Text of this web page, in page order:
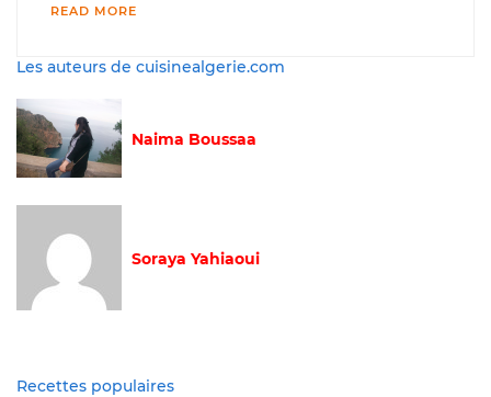
READ MORE
Les auteurs de cuisinealgerie.com
Naima Boussaa
Soraya Yahiaoui
Recettes populaires